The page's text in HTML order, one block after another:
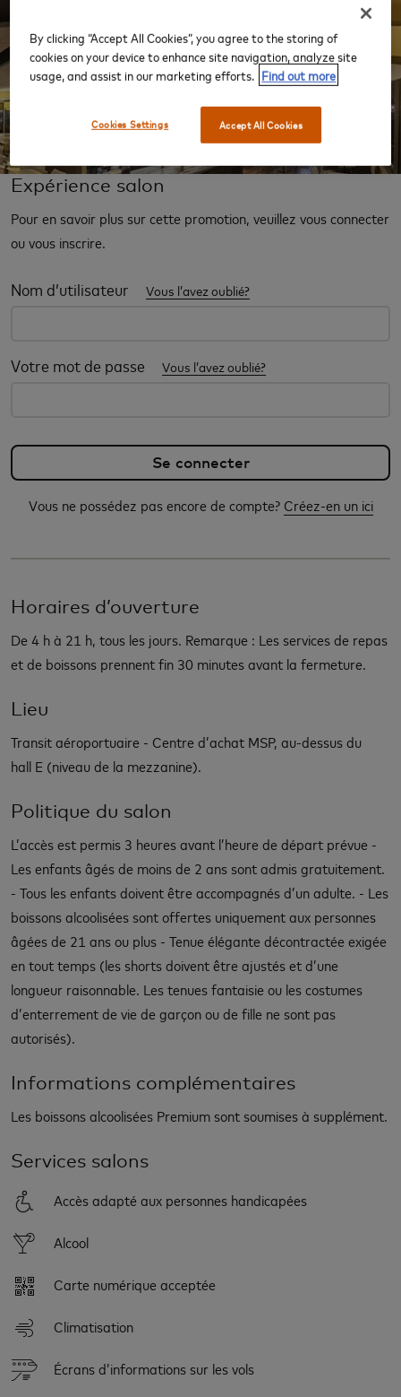
‹ ›
Expérience salon
Pour en savoir plus sur cette promotion, veuillez vous connecter
ou vous inscrire.
Nom d’utilisateur Vous l’avez oublié?
Votre mot de passe Vous l’avez oublié?
Vous ne possédez pas encore de compte? Créez-en un ici
Horaires d’ouverture
De 4 h à 21 h, tous les jours. Remarque : Les services de repas
et de boissons prennent fin 30 minutes avant la fermeture.
Lieu
Transit aéroportuaire - Centre d’achat MSP, au-dessus du
hall E (niveau de la mezzanine).
Politique du salon
L’accès est permis 3 heures avant l’heure de départ prévue -
Les enfants âgés de moins de 2 ans sont admis gratuitement.
- Tous les enfants doivent être accompagnés d’un adulte. - Les
boissons alcoolisées sont offertes uniquement aux personnes
âgées de 21 ans ou plus - Tenue élégante décontractée exigée
en tout temps (les shorts doivent être ajustés et d’une
longueur raisonnable. Les tenues fantaisie ou les costumes
d’enterrement de vie de garçon ou de fille ne sont pas
autorisés).
Informations complémentaires
Les boissons alcoolisées Premium sont soumises à supplément.
Services salons
Accès adapté aux personnes handicapées
Alcool
Carte numérique acceptée
Climatisation
Écrans d’informations sur les vols
By clicking “Accept All Cookies”, you agree to the storing of
cookies on your device to enhance site navigation, analyze site
usage, and assist in our marketing efforts. Find out more
Accept All Cookies
Cookies Settings